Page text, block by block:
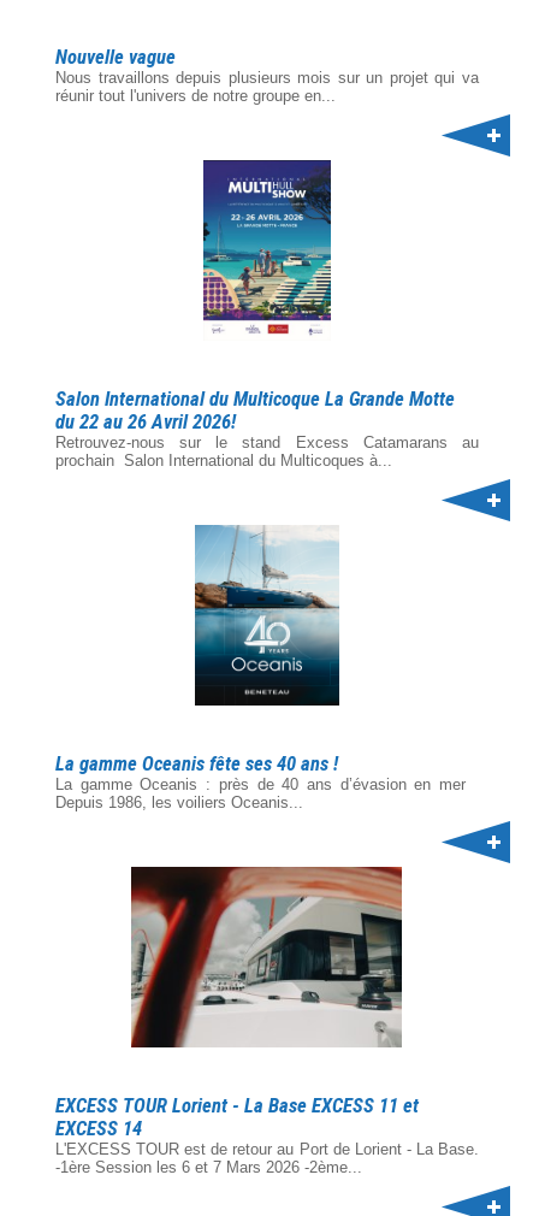
Nouvelle vague
Nous travaillons depuis plusieurs mois sur un projet qui va
réunir tout l'univers de notre groupe en...
Salon International du Multicoque La Grande Motte
du 22 au 26 Avril 2026!
Retrouvez-nous sur le stand Excess Catamarans au
prochain Salon International du Multicoques à...
La gamme Oceanis fête ses 40 ans !
La gamme Oceanis : près de 40 ans d’évasion en mer
Depuis 1986, les voiliers Oceanis...
EXCESS TOUR Lorient - La Base EXCESS 11 et
EXCESS 14
L'EXCESS TOUR est de retour au Port de Lorient - La Base.
-1ère Session les 6 et 7 Mars 2026 -2ème...